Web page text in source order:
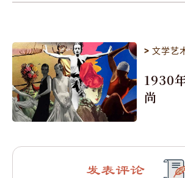
>文学艺
1930
尚
发表评论